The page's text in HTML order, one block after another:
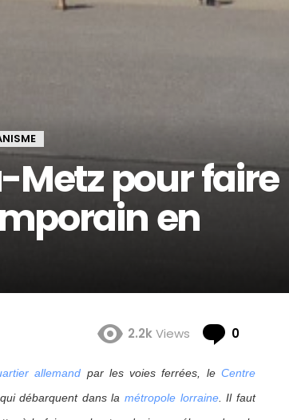
Metz pour faire
en
2.2kViews 0
allemand par les voies ferrées, leCentre
débarquent dans lamétropole lorraine. Il faut